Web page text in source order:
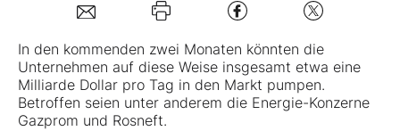
Folgen Sie uns
Kontakt
In den kommenden zwei Monaten könnten die
Unternehmen auf diese Weise insgesamt etwa eine
Milliarde Dollar pro Tag in den Markt pumpen.
Betroffen seien unter anderem die Energie-Konzerne
Gazprom und Rosneft.